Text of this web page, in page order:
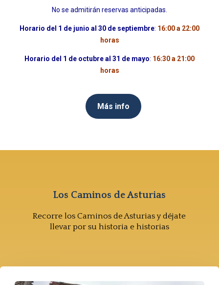
No se admitirán reservas anticipadas.
Horario del 1 de junio al 30 de septiembre: 16:00 a 22:00
horas
Horario del 1 de octubre al 31 de mayo: 16:30 a 21:00
horas
Más info
Los Caminos de Asturias
Recorre los Caminos de Asturias y déjate
llevar por su historia e historias